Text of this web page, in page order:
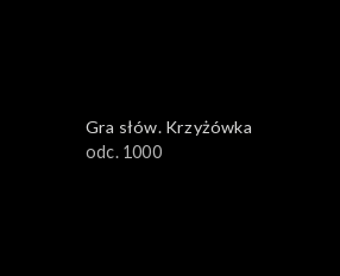
Gra słów. Krzyżówka
odc. 1000